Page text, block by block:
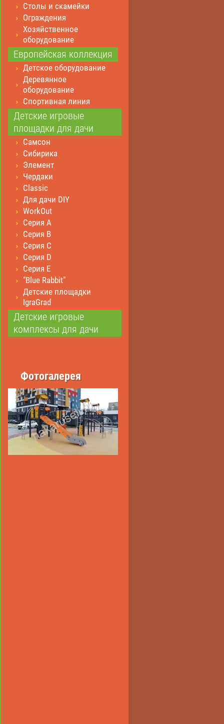
Столы и скамейки
Ограждения
Хозяйственное
оборудование
Европейская коллекция
Детское оборудование
Деревянное
оборудование
Спортивная линия
Детские игровые
площадки для дачи
Самсон
Сибирика
Элемент
Чердаки
Classic
Для дачи DIY
WorkOut
Серия А
Серия В
Серия С
Серия D
Серия E
"Blue Rabbit"
Детские площадки
IgraGrad
Детские игровые
комплексы для дачи
Фотогалерея